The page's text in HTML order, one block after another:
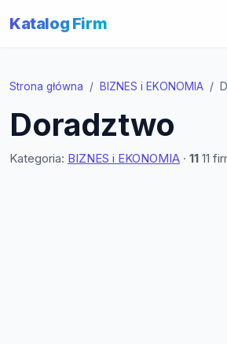
Katalog Firm
Strona główna BIZNES i EKONOMIA
Doradztwo
Kategoria: BIZNES i EKONOMIA · 11 11